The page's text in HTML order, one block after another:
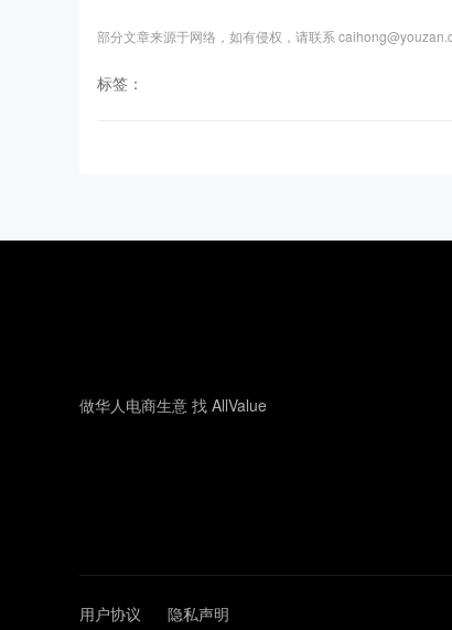
部分文章来源于网络，如有侵权，请联系
标签：
做华人电商生意 找 AllValue
用户协议 隐私声明